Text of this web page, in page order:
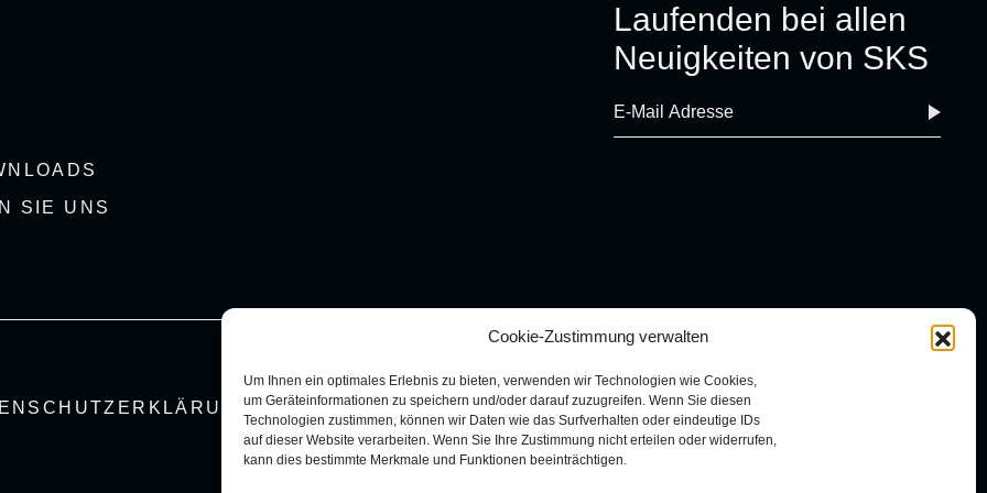
Cookie-Zustimmung verwalten
Um Ihnen ein optimales Erlebnis zu bieten, verwenden wir Technologien wie Cookies,
um Geräteinformationen zu speichern und/oder darauf zuzugreifen. Wenn Sie diesen
Technologien zustimmen, können wir Daten wie das Surfverhalten oder eindeutige IDs
auf dieser Website verarbeiten. Wenn Sie Ihre Zustimmung nicht erteilen oder widerrufen,
kann dies bestimmte Merkmale und Funktionen beeinträchtigen.
SIE UNS
Laufenden bei allen
Neuigkeiten von SKS